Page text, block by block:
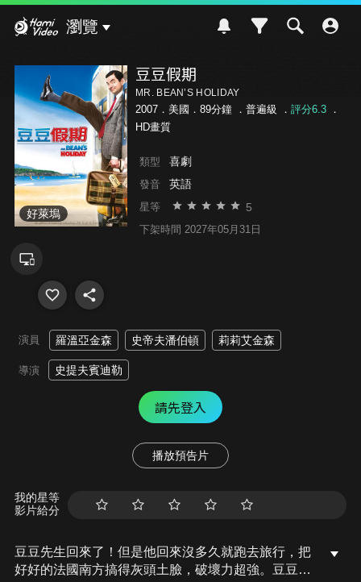
瀏覽
好萊塢
豆豆假期
MR. BEAN’S HOLIDAY
2007．美國．89分鐘 ． 普遍級 ． 評分6.3．
HD畫質
類型 喜劇
發音 英語
星等 5
下架時間 2027年05月31日
演員 羅溫亞金森 史帝夫潘伯頓 莉莉艾金森
導演 史提夫賓迪勒
請先登入
播放預告片
我的星等
影片給分
豆豆先生回來了！但是他回來沒多久就跑去旅行，把
好好的法國南方搞得灰頭土臉，破壞力超強。豆豆先